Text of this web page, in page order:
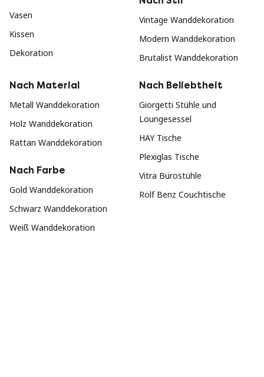
Vasen
Kissen
Dekoration
Vintage Wanddekoration
Modern Wanddekoration
Brutalist Wanddekoration
Nach Material
Metall Wanddekoration
Holz Wanddekoration
Rattan Wanddekoration
Nach Farbe
Gold Wanddekoration
Schwarz Wanddekoration
Weiß Wanddekoration
Nach Beliebtheit
Giorgetti Stühle und
Loungesessel
HAY Tische
Plexiglas Tische
Vitra Bürostühle
Rolf Benz Couchtische